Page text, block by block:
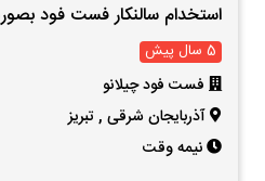
استخدام سالنکار فست فود
5 سال پیش
فست فود چیلانو
آذربایجان شرقی ,تبریز
نیمه وقت